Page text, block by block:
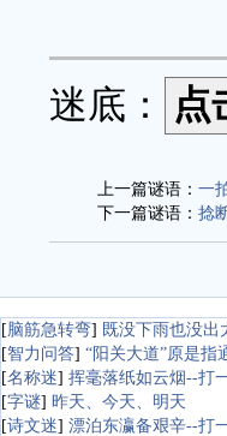
迷底：
上一篇谜语： 一
下一篇谜语： 捻
[脑筋急转弯] 既没下雨也没出
[智力问答] “阳关大道”原是指
[名称迷] 挥毫落纸如云烟--打
[字谜] 昨天、今天、明天
[诗文迷] 漂泊东瀛备艰辛--打